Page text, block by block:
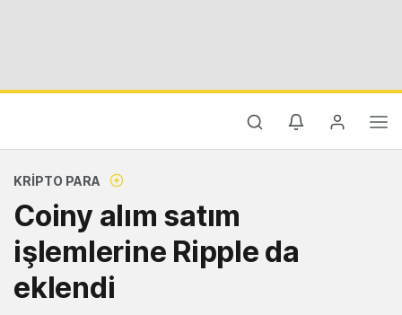
KRIPTO PARA
Coiny alım satım
işlemlerine Ripple da
eklendi